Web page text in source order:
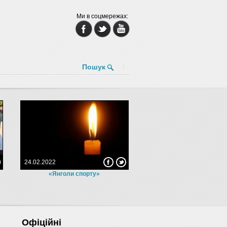
Ми в соцмережах:
Пошук
«Янголи спорту»
24.02.2022
Офіційні